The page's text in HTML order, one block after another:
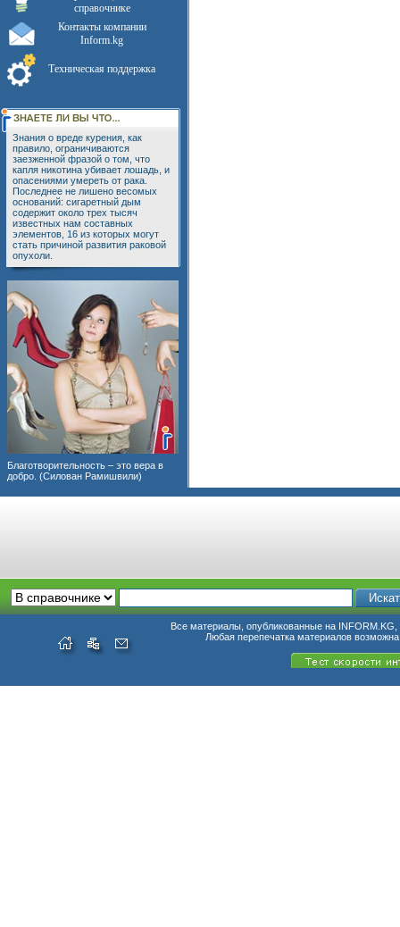
справочнике
Контакты компании
Inform.kg
Техническая поддержка
Знания о вреде курения, как
правило, ограничиваются
заезженной фразой о том, что
капля никотина убивает лошадь, и
опасениями умереть от рака.
Последнее не лишено весомых
оснований: сигаретный дым
содержит около трех тысяч
известных нам составных
элементов, 16 из которых могут
стать причиной развития раковой
опухоли.
Благотворительность – это вера в
добро. (Силован Рамишвили)
Все материалы, опубликованные на INFORM.KG,
Любая перепечатка материалов